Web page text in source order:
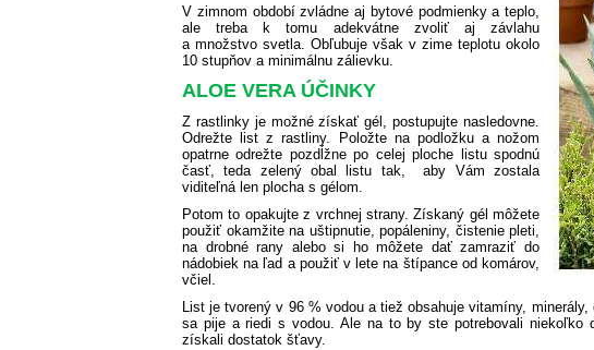
V zimnom období zvládne aj bytové podmienky a teplo,
ale treba k tomu adekvátne zvoliť aj závlahu
a množstvo svetla. Obľubuje však v zime teplotu okolo
10 stupňov a minimálnu zálievku.
ALOE VERA ÚČINKY
Z rastlinky je možné získať gél, postupujte nasledovne.
Odrežte list z rastliny. Položte na podložku a nožom
opatrne odrežte pozdĺžne po celej ploche listu spodnú
časť, teda zelený obal listu tak, aby Vám zostala
viditeľná len plocha s gélom.
Potom to opakujte z vrchnej strany. Získaný gél môžete
použiť okamžite na uštipnutie, popáleniny, čistenie pleti,
na drobné rany alebo si ho môžete dať zamraziť do
nádobiek na ľad a použiť v lete na štípance od komárov,
včiel.
List je tvorený v 96 % vodou a tiež obsahuje vitamíny,
sa pije a riedi s vodou. Ale na to by ste potrebovali
získali dostatok šťavy.